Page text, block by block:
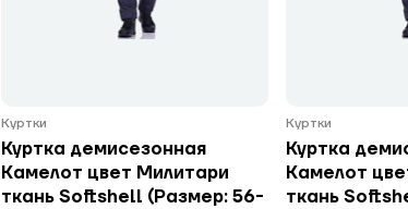
Куртки
Куртка демисезонная
Камелот цвет Милитари
ткань Softshell (Размер: 56-
Куртки
Куртка
Камелот
ткань